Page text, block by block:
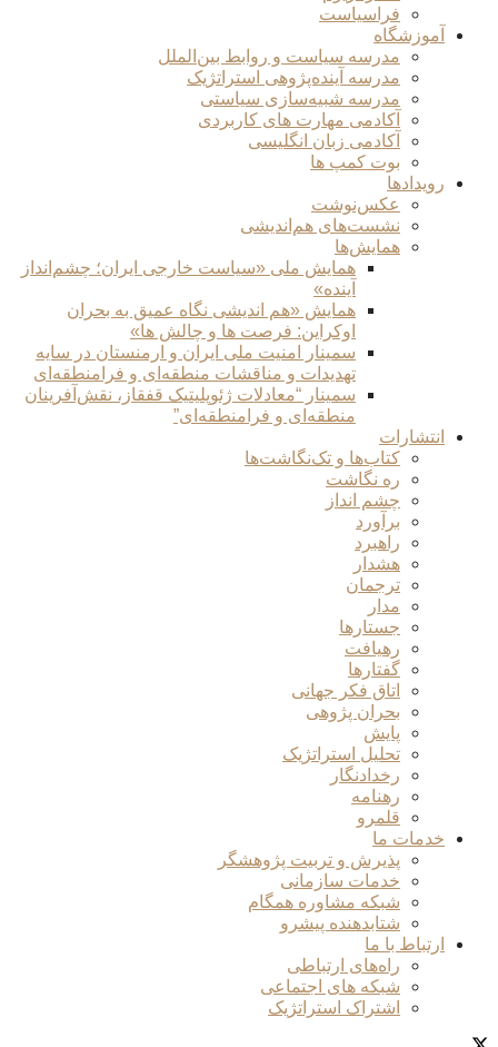
فراسیاست
آموزشگاه
مدرسه سیاست و روابط بین‌الملل
مدرسه آینده‌پژوهی استراتژیک
مدرسه شبیه‌سازی سیاستی
آکادمی مهارت های کاربردی
آکادمی زبان انگلیسی
بوت کمپ ها
رویدادها
عکس‌نوشت
نشست‌های هم‌اندیشی
همایش‌ها
همایش ملی «سیاست خارجی ایران؛ چشم‌انداز
آینده»
همایش «هم اندیشی نگاه عمیق به بحران
اوکراین: فرصت ها و چالش ها»
سمینار امنیت ملی ایران و ارمنستان در سایه
تهدیدات و مناقشات منطقه‌ای و فرامنطقه‌ای
سمینار “معادلات ژئوپلیتیک قفقاز، نقش‌آفرینان
منطقه‌ای و فرامنطقه‌ای”
انتشارات
کتاب‌ها و تک‌نگاشت‌ها
ره نگاشت
چشم انداز
برآورد
راهبرد
هشدار
ترجمان
مدار
جستارها
رهیافت
گفتارها
اتاق فکر جهانی
بحران پژوهی
پایش
تحلیل استراتژیک
رخدادنگار
رهنامه
قلمرو
خدمات ما
پذیرش و تربیت پژوهشگر
خدمات سازمانی
شبکه مشاوره همگام
شتابدهنده پیشرو
ارتباط با ما
راه‌های ارتباطی
شبکه های اجتماعی
اشتراک استراتژیک